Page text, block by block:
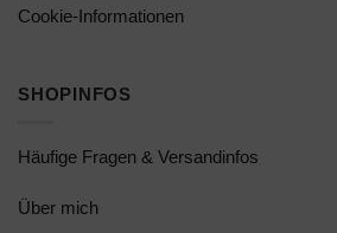
Cookie-Informationen
SHOPINFOS
Häufige Fragen & Versandinfos
Über mich